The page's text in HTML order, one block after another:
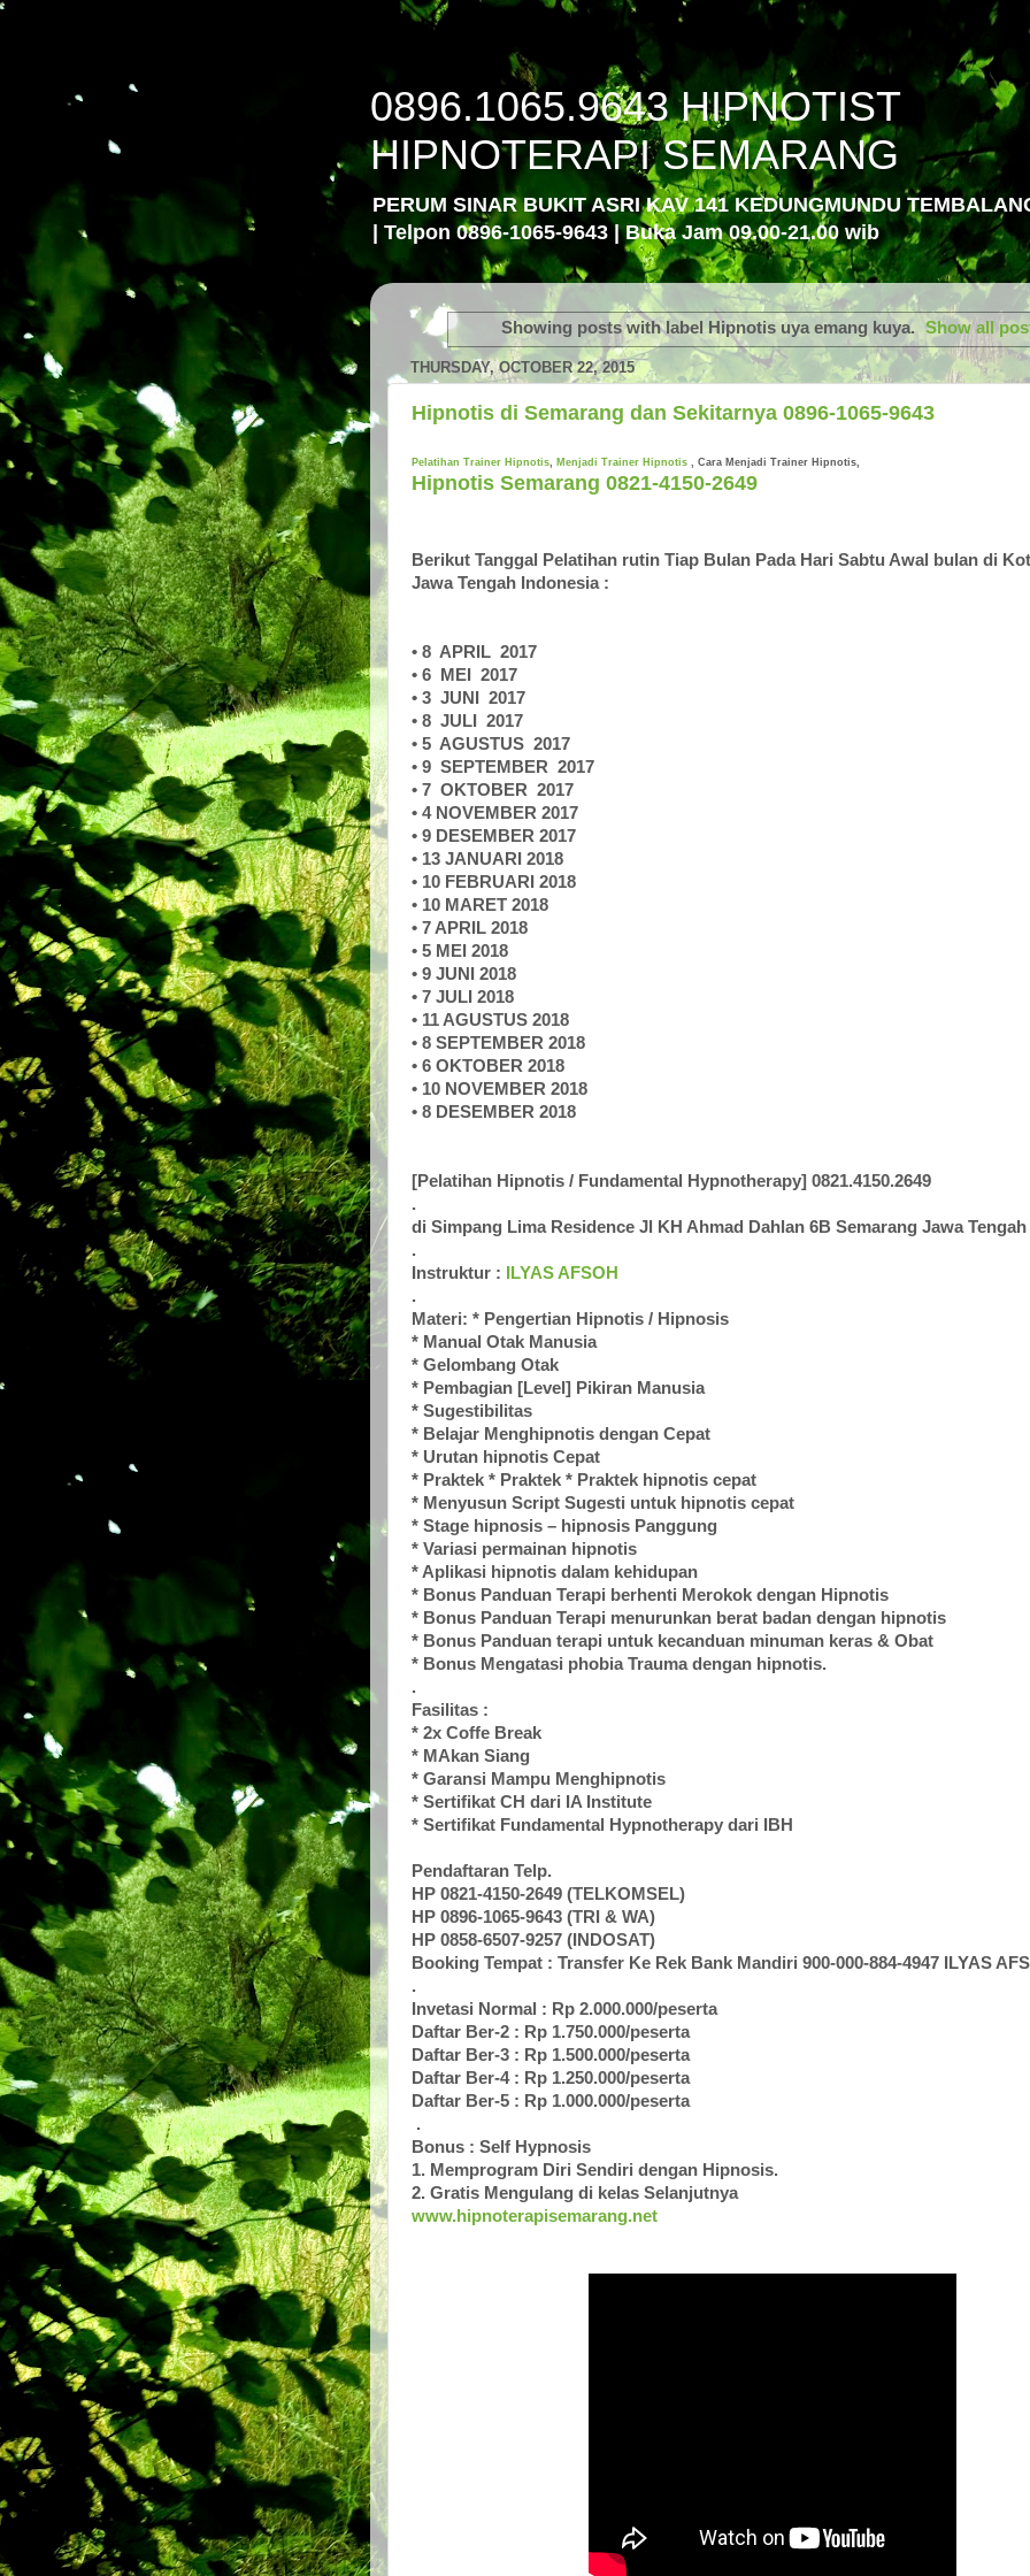
0896.1065.9643 HIPNOTIST
HIPNOTERAPI SEMARANG
PERUM SINAR BUKIT ASRI KAV 141 KEDUNGMUNDU
| Telpon 0896-1065-9643 | Buka Jam 09.00-21.00 wib
Showing posts with label Hipnotis uya emang kuya. Show all
THURSDAY, OCTOBER 22, 2015
Hipnotis di Semarang dan Sekitarnya 0896-1065-9643
Pelatihan Trainer Hipnotis, Menjadi Trainer Hipnotis , Cara Menjadi Trainer Hipnotis,
Hipnotis Semarang 0821-4150-2649
Berikut Tanggal Pelatihan rutin Tiap Bulan Pada Hari Sabtu Awal bulan di
Jawa Tengah Indonesia :
• 8 APRIL 2017
• 6
MEI
2017
• 3 JUNI
2017
• 8 JULI
2017
• 5 AGUSTUS 2017
• 9 SEPTEMBER 2017
• 7 OKTOBER 2017
• 4 NOVEMBER 2017
• 9 DESEMBER 2017
• 13 JANUARI 2018
• 10 FEBRUARI 2018
• 10 MARET 2018
• 7 APRIL 2018
• 5 MEI 2018
• 9 JUNI 2018
• 7 JULI 2018
• 11 AGUSTUS 2018
• 8 SEPTEMBER 2018
• 6 OKTOBER 2018
• 10 NOVEMBER 2018
• 8 DESEMBER 2018
[Pelatihan Hipnotis / Fundamental Hypnotherapy] 0821.4150.2649
.
di Simpang Lima Residence Jl KH Ahmad Dahlan 6B Semarang Jawa
.
Instruktur :
ILYAS AFSOH
.
Materi: * Pengertian Hipnotis / Hipnosis
* Manual Otak Manusia
* Gelombang Otak
* Pembagian [Level] Pikiran Manusia
* Sugestibilitas
* Belajar Menghipnotis dengan Cepat
* Urutan hipnotis Cepat
* Praktek * Praktek * Praktek hipnotis cepat
* Menyusun Script Sugesti untuk hipnotis cepat
* Stage hipnosis – hipnosis Panggung
* Variasi permainan hipnotis
* Aplikasi hipnotis dalam kehidupan
* Bonus Panduan Terapi berhenti Merokok dengan Hipnotis
* Bonus Panduan Terapi menurunkan berat badan dengan hipnotis
* Bonus Panduan terapi untuk kecanduan minuman keras & Obat
* Bonus Mengatasi phobia Trauma dengan hipnotis.
.
Fasilitas :
* 2x Coffe Break
* MAkan Siang
* Garansi Mampu Menghipnotis
* Sertifikat CH dari IA Institute
* Sertifikat Fundamental Hypnotherapy dari IBH
Pendaftaran Telp.
HP 0821-4150-2649 (TELKOMSEL)
HP 0896-1065-9643 (TRI & WA)
HP 0858-6507-9257 (INDOSAT)
Booking Tempat : Transfer Ke Rek Bank Mandiri 900-000-884-4947 ILYAS
.
Invetasi Normal : Rp 2.000.000/peserta
Daftar Ber-2 : Rp 1.750.000/peserta
Daftar Ber-3 : Rp 1.500.000/peserta
Daftar Ber-4 : Rp 1.250.000/peserta
Daftar Ber-5 : Rp 1.000.000/peserta
.
Bonus : Self Hypnosis
1. Memprogram Diri Sendiri dengan Hipnosis.
2. Gratis Mengulang di kelas Selanjutnya
www.hipnoterapisemarang.net